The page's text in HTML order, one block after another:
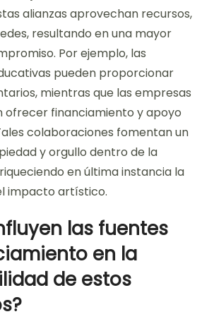
alianzas aprovechan recursos,
resultando en una mayor
Por ejemplo, las
pueden proporcionar
mientras que las empresas
ofrecer financiamiento y apoyo
colaboraciones fomentan un
y orgullo dentro de la
en última instancia la
impacto artístico.
las fuentes
en la
de estos